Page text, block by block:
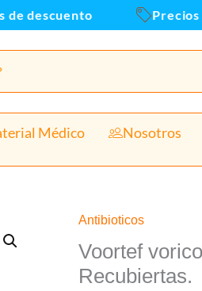
descuento Precios de
Médico Nosotros
Antibioticos
Voortef
Recubiertas.
Voortef
voriconazol
-